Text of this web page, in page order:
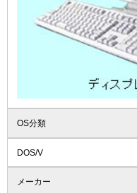
OS分類
DOS/V
メーカー